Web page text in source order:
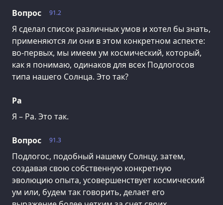
91.2
Вопрос
Я сделал список различных умов и хотел бы знать,
применяются ли они в этом конкретном аспекте:
во-первых, мы имеем ум космический, который,
как я понимаю, одинаков для всех Подлогосов
типа нашего Солнца. Это так?
Ра
Я – Ра. Это так.
91.3
Вопрос
Подлогос, подобный нашему Солнцу, затем,
создавая свою собственную конкретную
эволюцию опыта, усовершенствует космический
ум или, будем так говорить, делает его